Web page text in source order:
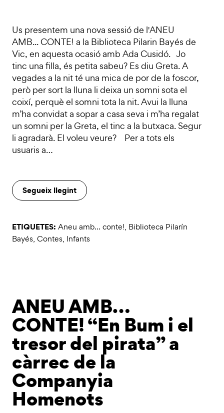
Us presentem una nova sessió de l'ANEU
AMB... CONTE! a la Biblioteca Pilarin Bayés de
Vic, en aquesta ocasió amb Ada Cusidó. Jo
tinc una filla, és petita sabeu? Es diu Greta. A
vegades a la nit té una mica de por de la foscor,
però per sort la lluna li deixa un somni sota el
coixí, perquè el somni tota la nit. Avui la lluna
m’ha convidat a sopar a casa seva i m’ha regalat
un somni per la Greta, el tinc a la butxaca. Segur
li agradarà. El voleu veure? Per a tots els
usuaris a…
Segueix llegint
ETIQUETES: Aneu amb... conte!, Biblioteca Pilarín
Bayés, Contes, Infants
ANEU AMB…
CONTE! “En Bum i el
tresor del pirata” a
càrrec de la
Companyia
Homenots